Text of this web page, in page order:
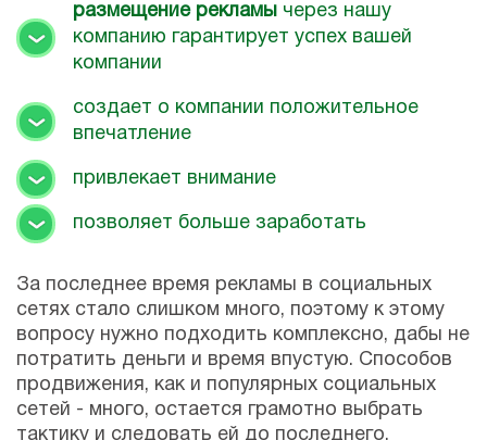
размещение рекламы через нашу
компанию гарантирует успех вашей
компании
создает о компании положительное
впечатление
привлекает внимание
позволяет больше заработать
За последнее время рекламы в социальных
сетях стало слишком много, поэтому к этому
вопросу нужно подходить комплексно, дабы не
потратить деньги и время впустую. Способов
продвижения, как и популярных социальных
сетей - много, остается грамотно выбрать
тактику и следовать ей до последнего.